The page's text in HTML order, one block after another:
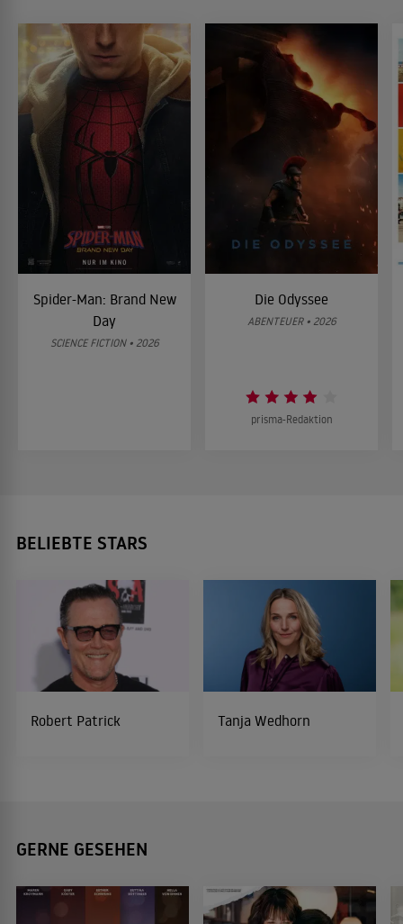
Spider-Man: Brand New
Day
SCIENCE FICTION • 2026
Die Odyssee
ABENTEUER • 2026
prisma-Redaktion
BELIEBTE STARS
Robert Patrick Tanja Wedhorn
GERNE GESEHEN